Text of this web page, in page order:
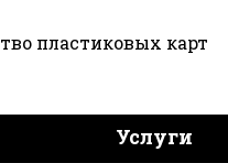
пластиковых карт
Услуги